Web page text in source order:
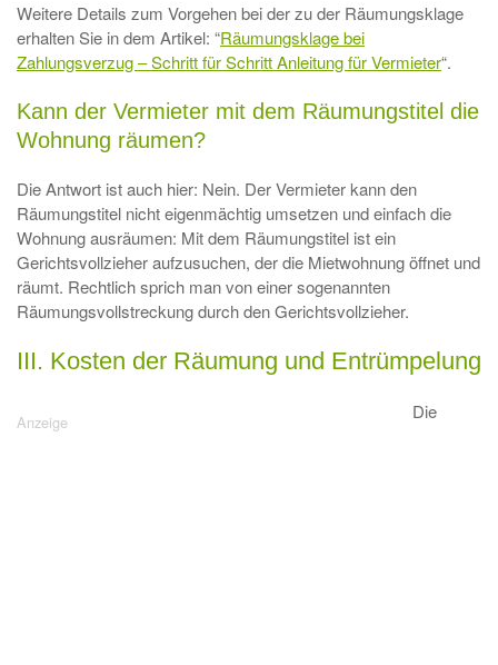
Weitere Details zum Vorgehen bei der zu der Räumungsklage
erhalten Sie in dem Artikel: “Räumungsklage bei
Zahlungsverzug – Schritt für Schritt Anleitung für Vermieter“.
Kann der Vermieter mit dem Räumungstitel die
Wohnung räumen?
Die Antwort ist auch hier: Nein. Der Vermieter kann den
Räumungstitel nicht eigenmächtig umsetzen und einfach die
Wohnung ausräumen: Mit dem Räumungstitel ist ein
Gerichtsvollzieher aufzusuchen, der die Mietwohnung öffnet und
räumt. Rechtlich sprich man von einer sogenannten
Räumungsvollstreckung durch den Gerichtsvollzieher.
III. Kosten der Räumung und Entrümpelung
Die